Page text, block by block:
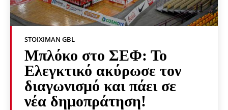
STOIXIMAN GBL
Μπλόκο στο ΣΕΦ: Το
Ελεγκτικό ακύρωσε τον
διαγωνισμό και πάει σε
νέα δημοπράτηση!